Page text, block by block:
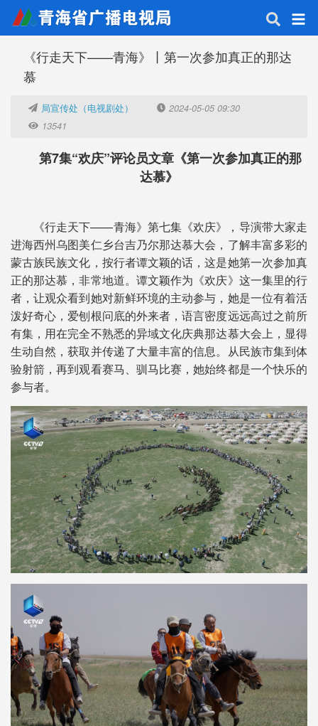
《行走天下——青海》丨第一次参加真正的那达
慕
局宣传处（电视剧处）
2024-05-05 09:30
13541
第7集“欢庆”评论员文章《第一次参加真正的那
达慕》
《行走天下——青海》第七集《欢庆》，导演带大家走
进海西州乌图美仁乡台吉乃尔那达慕大会，了解丰富多彩的
蒙古族民族文化，按行者谭文颖的话，这是她第一次参加真
正的那达慕，非常地道。谭文颖作为《欢庆》这一集里的行
者，让观众看到她对新鲜环境的主动参与，她是一位有着活
泼好奇心，爱刨根问底的外来者，语言密度远远高过之前所
有集，用在完全不熟悉的异域文化庆典那达慕大会上，显得
生动自然，获取并传递了大量丰富的信息。从民族市集到体
验射箭，再到观看赛马、驯马比赛，她始终都是一个快乐的
参与者。